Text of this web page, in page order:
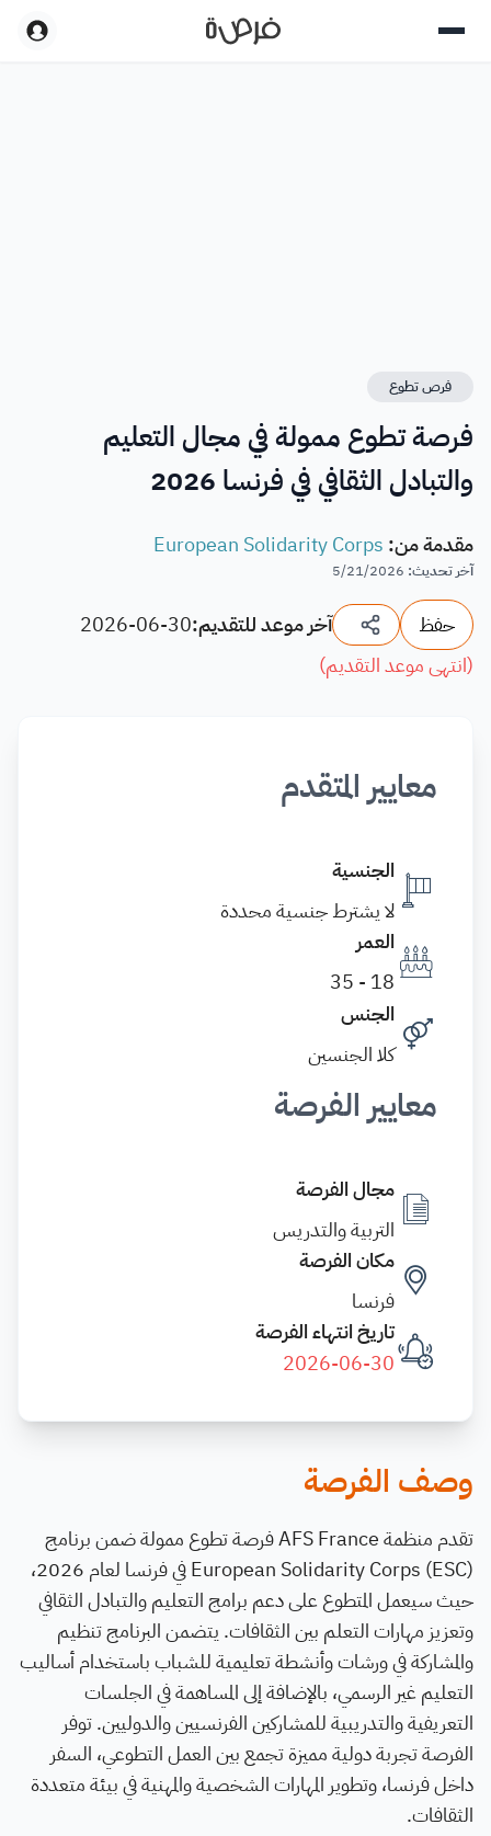
فرص تطوع
فرصة تطوع ممولة في مجال التعليم
والتبادل الثقافي في فرنسا 2026
مقدمة من:
European Solidarity Corps
آخر تحديث:
5/21/2026
حفظ آخر موعد للتقديم:2026-06-30
(انتهى موعد التقديم)
معايير المتقدم
الجنسية
لا يشترط جنسية محددة
العمر
18 - 35
الجنس
كلا الجنسين
معايير الفرصة
مجال الفرصة
التربية والتدريس
مكان الفرصة
فرنسا
تاريخ انتهاء الفرصة
2026-06-30
وصف الفرصة
تقدم منظمة AFS France فرصة تطوع ممولة ضمن برنامج
European Solidarity Corps (ESC) في فرنسا لعام 2026،
حيث سيعمل المتطوع على دعم برامج التعليم والتبادل الثقافي
وتعزيز مهارات التعلم بين الثقافات. يتضمن البرنامج تنظيم
والمشاركة في ورشات وأنشطة تعليمية للشباب باستخدام أساليب
التعليم غير الرسمي، بالإضافة إلى المساهمة في الجلسات
التعريفية والتدريبية للمشاركين الفرنسيين والدوليين. توفر
الفرصة تجربة دولية مميزة تجمع بين العمل التطوعي، السفر
داخل فرنسا، وتطوير المهارات الشخصية والمهنية في بيئة متعددة
الثقافات.